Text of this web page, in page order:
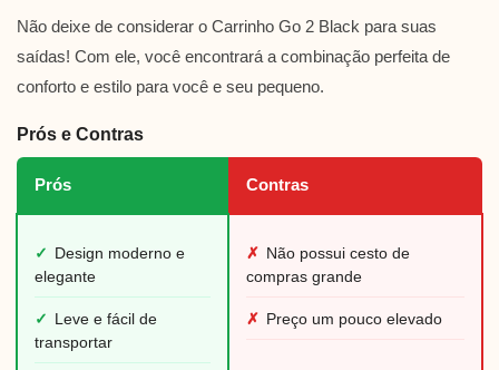
Não deixe de considerar o Carrinho Go 2 Black para suas
saídas! Com ele, você encontrará a combinação perfeita de
conforto e estilo para você e seu pequeno.
Prós e Contras
Prós Contras
✓
Design moderno e
elegante
✓
Leve e fácil de
transportar
✗ Não possui cesto de
compras grande
✗ Preço um pouco elevado